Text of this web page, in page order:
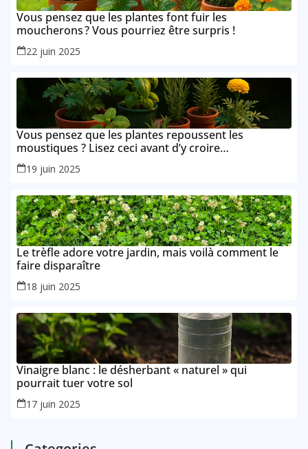
Vous pensez que les plantes font fuir les
moucherons ? Vous pourriez être surpris !
22 juin 2025
Vous pensez que les plantes repoussent les
moustiques ? Lisez ceci avant d’y croire…
19 juin 2025
Le trèfle adore votre jardin, mais voilà comment le
faire disparaître
18 juin 2025
Vinaigre blanc : le désherbant « naturel » qui
pourrait tuer votre sol
17 juin 2025